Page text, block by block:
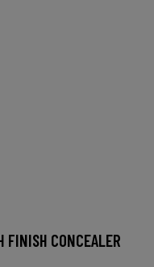
FINISH CONCEALER